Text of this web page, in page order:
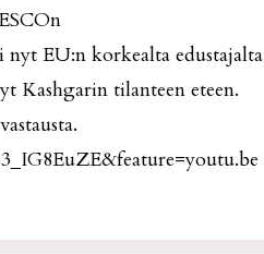
EU:n korkealta edustajalta
Kashgarin tilanteen eteen.